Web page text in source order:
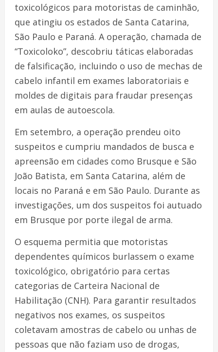
toxicológicos para motoristas de caminhão,
que atingiu os estados de Santa Catarina,
São Paulo e Paraná. A operação, chamada de
“Toxicoloko”, descobriu táticas elaboradas
de falsificação, incluindo o uso de mechas de
cabelo infantil em exames laboratoriais e
moldes de digitais para fraudar presenças
em aulas de autoescola.
Em setembro, a operação prendeu oito
suspeitos e cumpriu mandados de busca e
apreensão em cidades como Brusque e São
João Batista, em Santa Catarina, além de
locais no Paraná e em São Paulo. Durante as
investigações, um dos suspeitos foi autuado
em Brusque por porte ilegal de arma.
O esquema permitia que motoristas
dependentes químicos burlassem o exame
toxicológico, obrigatório para certas
categorias de Carteira Nacional de
Habilitação (CNH). Para garantir resultados
negativos nos exames, os suspeitos
coletavam amostras de cabelo ou unhas de
pessoas que não faziam uso de drogas,